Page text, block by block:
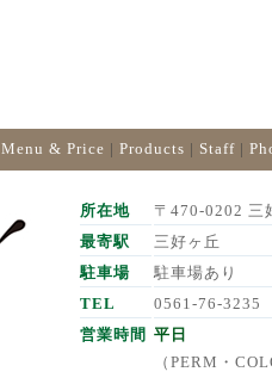
Menu & Price | Products | Staff |
所在地
〒470-0202 三
最寄駅
三好ヶ丘
駐車場
駐車場あり
TEL
0561-76-3235
営業時間 平日
（PERM・